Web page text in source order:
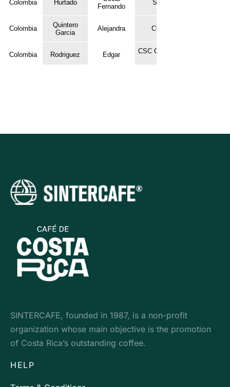
SINTERCAFE, founded in 1987, is a non-profit
organization whose main objective is the promotion
of Costa Rica’s outstanding coffee.
HELP